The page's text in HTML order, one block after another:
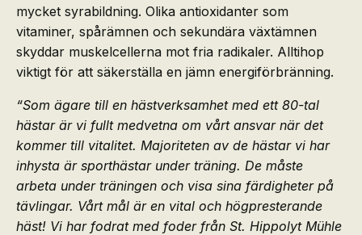
mycket syrabildning. Olika antioxidanter som
vitaminer, spårämnen och sekundära växtämnen
skyddar muskelcellerna mot fria radikaler. Alltihop
viktigt för att säkerställa en jämn energiförbränning.
“Som ägare till en hästverksamhet med ett 80-tal
hästar är vi fullt medvetna om vårt ansvar när det
kommer till vitalitet. Majoriteten av de hästar vi har
inhysta är sporthästar under träning. De måste
arbeta under träningen och visa sina färdigheter på
tävlingar. Vårt mål är en vital och högpresterande
häst! Vi har fodrat med foder från St. Hippolyt Mühle